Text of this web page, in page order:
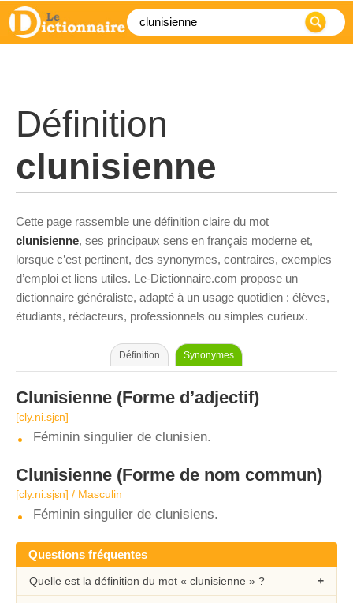
Définition
clunisienne
Cette page rassemble une définition claire du mot
clunisienne, ses principaux sens en français moderne et,
lorsque c’est pertinent, des synonymes, contraires, exemples
d’emploi et liens utiles. Le-Dictionnaire.com propose un
dictionnaire généraliste, adapté à un usage quotidien : élèves,
étudiants, rédacteurs, professionnels ou simples curieux.
Définition Synonymes
Clunisienne (Forme d’adjectif)
[cly.ni.sjɛn]
Féminin singulier de clunisien.
Clunisienne (Forme de nom commun)
[cly.ni.sjɛn] / Masculin
Féminin singulier de clunisiens.
Questions fréquentes
Quelle est la définition du mot « clunisienne » ?